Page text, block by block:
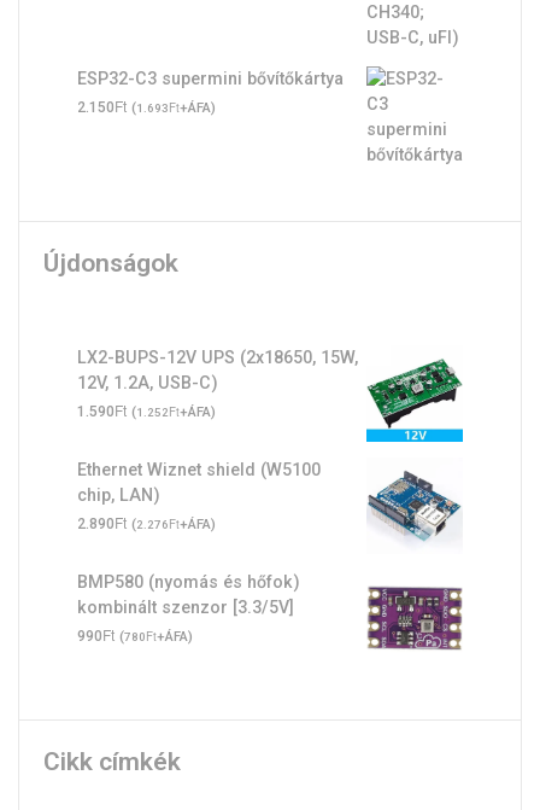
ESP32-C3 supermini bővítőkártya
2.150Ft (1.693Ft+ÁFA)
Újdonságok
LX2-BUPS-12V UPS (2x18650, 15W,
12V, 1.2A, USB-C)
1.590Ft (1.252Ft+ÁFA)
Ethernet Wiznet shield (W5100
chip, LAN)
2.890Ft (2.276Ft+ÁFA)
BMP580 (nyomás és hőfok)
kombinált szenzor [3.3/5V]
990Ft (780Ft+ÁFA)
Cikk címkék